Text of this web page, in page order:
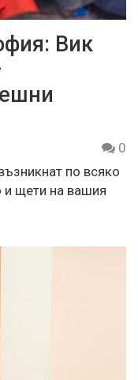
Вик
0
по всяко
и щети на вашия